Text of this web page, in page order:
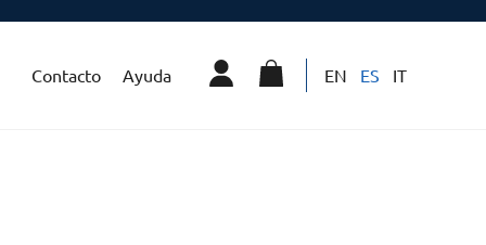
Contacto Ayuda EN ES IT